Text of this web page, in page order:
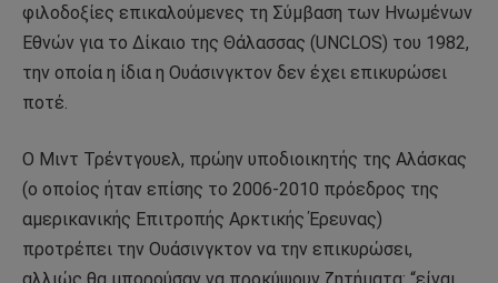
φιλοδοξίες επικαλούμενες τη Σύμβαση των Ηνωμένων
Εθνών για το Δίκαιο της Θάλασσας (UNCLOS) του 1982,
την οποία η ίδια η Ουάσινγκτον δεν έχει επικυρώσει
ποτέ.
Ο Μιντ Τρέντγουελ, πρώην υποδιοικητής της Αλάσκας
(ο οποίος ήταν επίσης το 2006-2010 πρόεδρος της
αμερικανικής Επιτροπής Αρκτικής Έρευνας)
προτρέπει την Ουάσινγκτον να την επικυρώσει,